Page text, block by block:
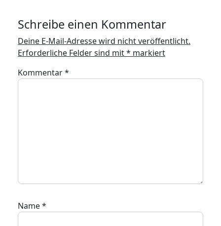
Schreibe einen Kommentar
Deine E-Mail-Adresse wird nicht veröffentlicht.
Erforderliche Felder sind mit* markiert
Kommentar*
Name*